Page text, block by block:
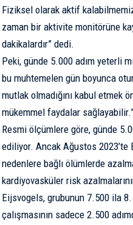
Fiziksel olarak aktif
zaman bir aktivite monitörüne
dakikalardır” dedi.
Peki, günde 5.000 adım yeterli
bu muhtemelen gün boyunca
mutlak olmadığını kabul etmek
mükemmel faydalar
Resmi ölçümlere göre, günde
ediliyor. Ancak Ağustos 2023’te
nedenlere bağlı ölümlerde
kardiyovasküler risk
Eijsvogels, grubunun 7.500 ila
çalışmasının sadece 2.500